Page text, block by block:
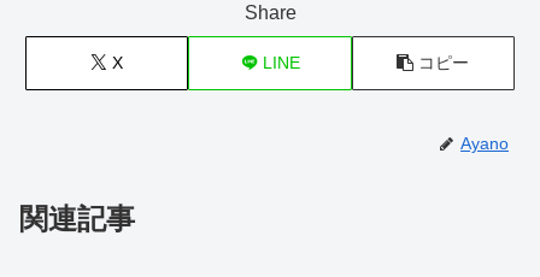
Share
X LINE コピー
Ayano
関連記事